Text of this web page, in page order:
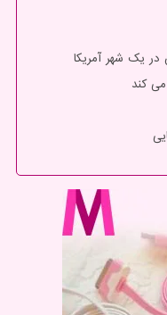
یک شهر آمریکا
کند